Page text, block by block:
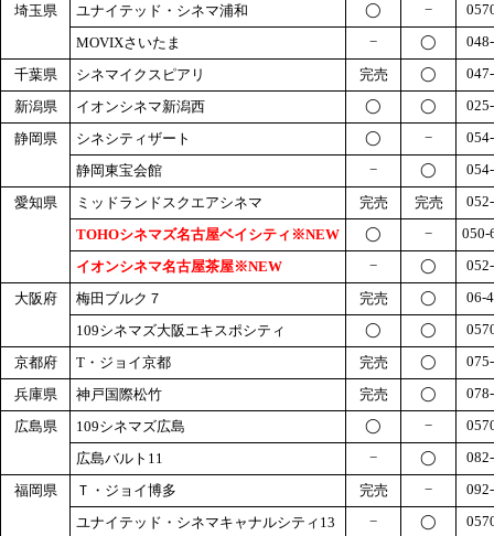
埼玉県
ユナイテッド・シネマ浦和 ◯ −
MOVIXさいたま
− ◯
千葉県
シネマイクスピアリ 完売 ◯
新潟県
イオンシネマ新潟西 ◯ ◯
静岡県
シネシティザート ◯ −
静岡東宝会館
− ◯
愛知県
ミッドランドスクエアシネマ 完売 完売
TOHOシネマズ名古屋ベイシティ※NEW
◯ −
050-
イオンシネマ名古屋茶屋※NEW
− ◯
大阪府
梅田ブルク７ 完売 ◯
06-
109シネマズ大阪エキスポシティ
◯ ◯
京都府
T・ジョイ京都 完売 ◯
兵庫県
神戸国際松竹 完売 ◯
広島県
109シネマズ広島 ◯ −
広島バルト11
− ◯
福岡県
Ｔ・ジョイ博多 完売 −
ユナイテッド・シネマキャナルシティ13
− ◯